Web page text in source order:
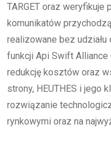
TARGET oraz
komunikatów
realizowane bez udziału
funkcji Api Swift Alliance
redukcję kosztów oraz
strony, HEUTHES i jego
rozwiązanie
rynkowymi oraz na